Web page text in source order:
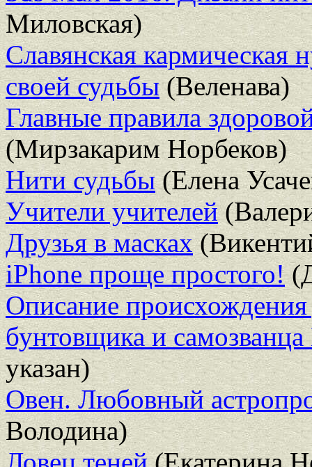
Миловская)
Славянская
своей судьбы(Веленава)
Главные правила
(Мирзакарим Норбеков)
Нити судьбы(Елена
Учители учителей
Друзья в масках
iPhone проще простого!
Описание
бунтовщика и
указан)
Овен. Любовный
Володина)